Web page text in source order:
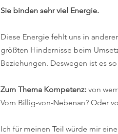
Sie binden sehr viel Energie.
Diese Energie fehlt uns in
größten Hindernisse beim
Beziehungen. Deswegen ist es
Zum Thema Kompetenz: von
Vom Billig-von-Nebenan? Oder
Ich für meinen Teil würde mir